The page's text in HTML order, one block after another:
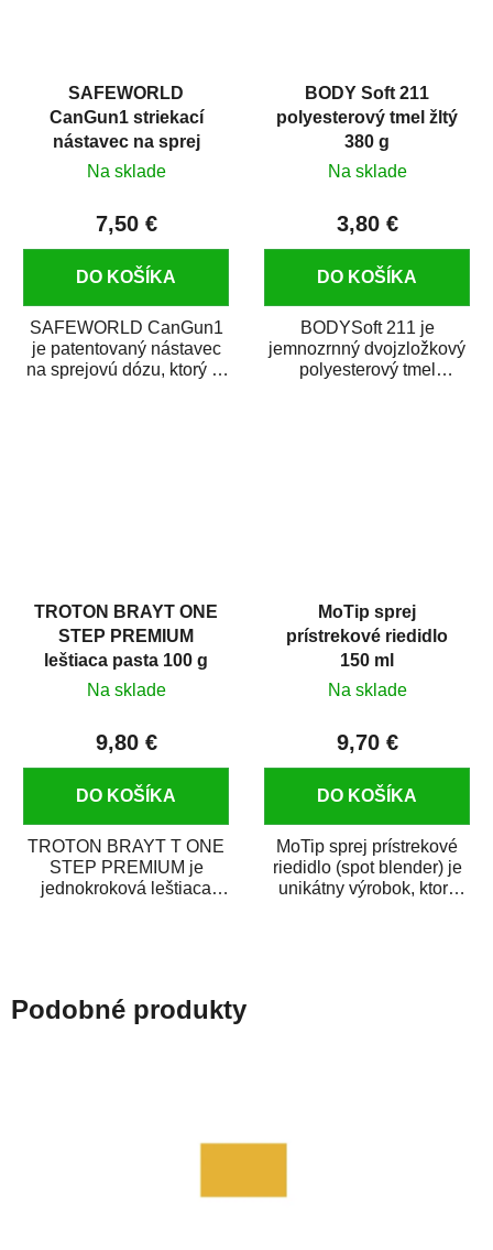
SAFEWORLD
CanGun1 striekací
nástavec na sprej
Na sklade
7,50 €
DO KOŠÍKA
SAFEWORLD CanGun1
je patentovaný nástavec
na sprejovú dózu, ktorý ju
BODY Soft 211
polyesterový tmel žltý
380 g
Na sklade
3,80 €
DO KOŠÍKA
BODYSoft 211 je
jemnozrnný dvojzložkový
polyesterový tmel
TROTON BRAYT ONE
STEP PREMIUM
leštiaca pasta 100 g
Na sklade
9,80 €
DO KOŠÍKA
TROTON BRAYT T ONE
STEP PREMIUM je
jednokroková leštiaca
MoTip sprej
prístrekové riedidlo
150 ml
Na sklade
9,70 €
DO KOŠÍKA
MoTip sprej prístrekové
riedidlo (spot blender) je
unikátny výrobok, ktorý
Podobné produkty